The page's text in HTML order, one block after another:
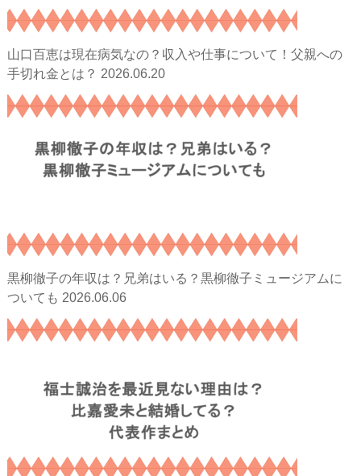
山口百恵は現在病気なの？収入や仕事について！父親への
手切れ金とは？ 2026.06.20
黒柳徹子の年収は？兄弟はいる？黒柳徹子ミュージアムに
ついても 2026.06.06